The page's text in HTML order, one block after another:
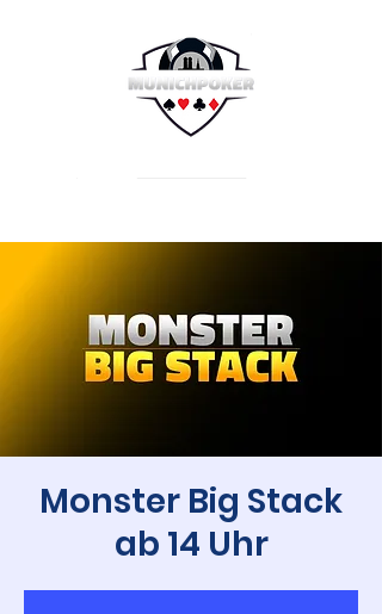
Monster Big Stack
ab 14 Uhr